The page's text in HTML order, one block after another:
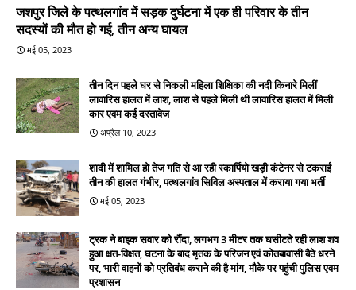
जशपुर जिले के पत्थलगांव में सड़क दुर्घटना में एक ही परिवार के तीन
सदस्यों की मौत हो गई, तीन अन्य घायल
मई 05, 2023
तीन दिन पहले घर से निकली महिला शिक्षिका की नदी किनारे मिलीं
लावारिस हालत में लाश, लाश से पहले मिली थी लावारिस हालत में मिली
कार एवम कई दस्तावेज
अप्रैल 10, 2023
शादी में शामिल हो तेज गति से आ रही स्कार्पियो खड़ी कंटेनर से टकराई
तीन की हालत गंभीर, पत्थलगांव सिविल अस्पताल में कराया गया भर्ती
मई 05, 2023
ट्रक ने बाइक सवार को रौंदा, लगभग 3 मीटर तक घसीटते रही लाश शव
हुआ क्षत-विक्षत, घटना के बाद मृतक के परिजन एवं कोतबावासी बैठे धरने
पर, भारी वाहनों को प्रतिबंध कराने की है मांग, मौके पर पहुंची पुलिस एवम
प्रशासन